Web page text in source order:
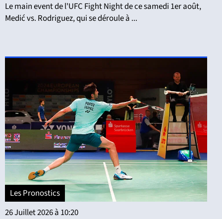
Le main event de l'UFC Fight Night de ce samedi 1er août,
Medić vs. Rodriguez, qui se déroule à ...
Les Pronostics
26 Juillet 2026 à 10:20